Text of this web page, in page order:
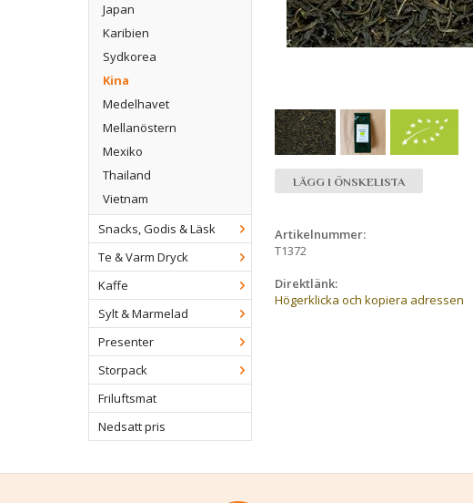
Japan
Karibien
Sydkorea
Kina
Medelhavet
Mellanöstern
Mexiko
Thailand
Vietnam
Snacks, Godis & Läsk
Te & Varm Dryck
Kaffe
Sylt & Marmelad
Presenter
Storpack
Friluftsmat
Nedsatt pris
LÄGG I ÖNSKELISTA
Artikelnummer:
T1372
Direktlänk:
Högerklicka och kopiera adressen